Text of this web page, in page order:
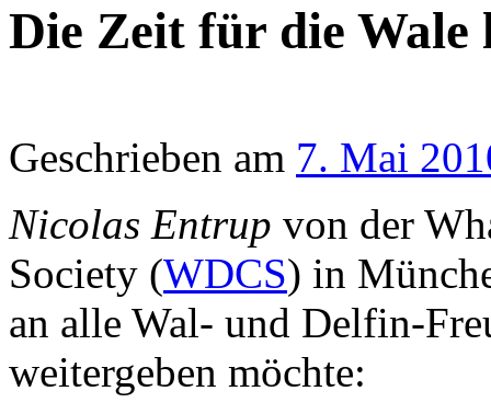
Die Zeit für die Wale
Geschrieben am 7. Mai
Nicolas Entrup von der
Society (WDCS) in
an alle Wal- und Delfin-
weitergeben möchte: